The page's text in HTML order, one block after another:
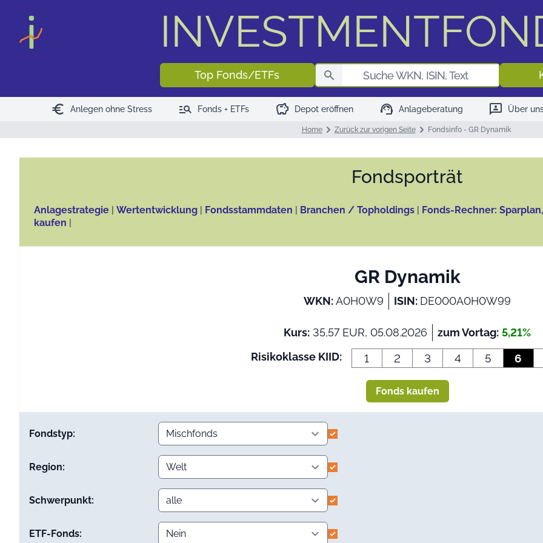
Top Fonds/ETFs
euro Anlegen ohne Stress manage_search Fonds + ETFs savings Depot eröffnen support_agent Anlageberatung 3p Über
Home Zurück zur vorigen Seite Fondsinfo - GR Dynamik
Fonds­porträt
Anlagestrategie | Wertentwicklung | Fondsstammdaten | Branchen / Topholdings | Fonds-Rechner:
kaufen |
GR Dynamik
WKN:A0H0W9 ISIN: DE000A0H0W99
Kurs: 35,57 EUR, 05.08.2026 zum Vortag: 5,21%
Risikoklasse KIID:
1 2 3 4 5 6
Fonds kaufen
Fondstyp:
Region:
Schwerpunkt:
ETF-Fonds: